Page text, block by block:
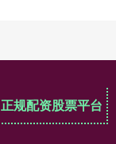
正规配资股票平台